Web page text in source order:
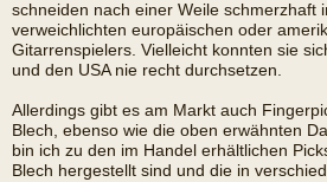
schneiden nach einer Weile schmerzhaft
verweichlichten europäischen oder
Gitarrenspielers. Vielleicht konnten sie
und den USA nie recht durchsetzen.
Allerdings gibt es am Markt auch
Blech, ebenso wie die oben erwähnten
bin ich zu den im Handel erhältlichen
Blech hergestellt sind und die in